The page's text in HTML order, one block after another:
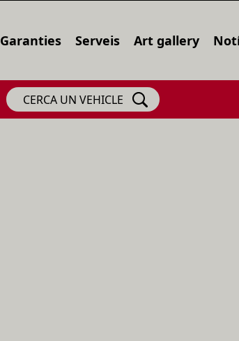
Garanties Serveis Art gallery
CERCA UN VEHICLE